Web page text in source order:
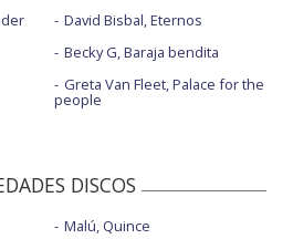
David Bisbal, Eternos
Becky G, Baraja bendita
Greta Van Fleet, Palace for the
people
DISCOS
Malú, Quince